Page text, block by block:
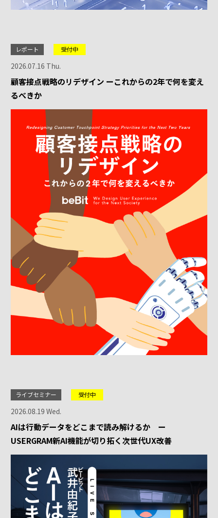
レポート 受付中
2026.07.16 Thu.
顧客接点戦略のリデザイン ーこれからの2年で何を変え
るべきか
ライブセミナー 受付中
2026.08.19 Wed.
AIは行動データをどこまで読み解けるか ー
USERGRAM新AI機能が切り拓く次世代UX改善